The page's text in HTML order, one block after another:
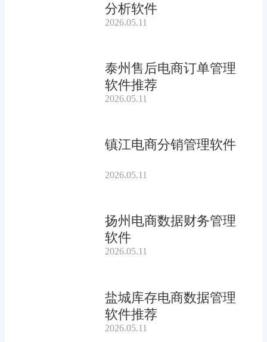
分析软件
2026.05.11
泰州售后电商订单管理
软件推荐
2026.05.11
镇江电商分销管理软件
2026.05.11
扬州电商数据财务管理
软件
2026.05.11
盐城库存电商数据管理
软件推荐
2026.05.11